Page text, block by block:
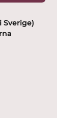
Sverige)